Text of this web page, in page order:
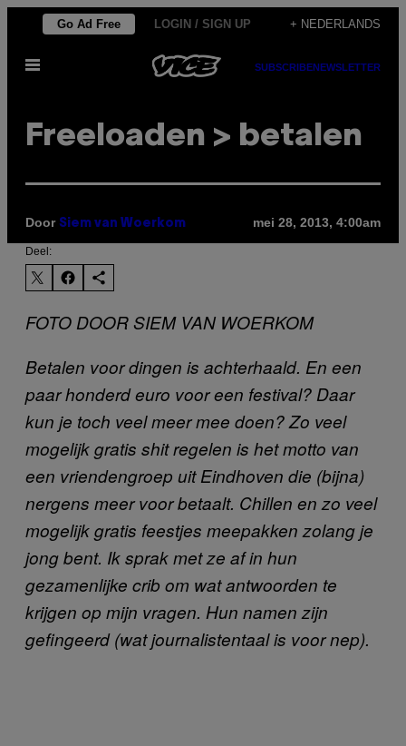
de
Go Ad Free LOGIN / SIGN UP + NEDERLANDS
Open
SUBSCRIBENEWSLETTER
Freeloaden > betalen
Door Siem van Woerkom mei 28, 2013, 4:00am
Deel:
FOTO DOOR SIEM VAN WOERKOM
Betalen voor dingen is achterhaald. En een
paar honderd euro voor een festival? Daar
kun je toch veel meer mee doen? Zo veel
mogelijk gratis shit regelen is het motto van
een vriendengroep uit Eindhoven die (bijna)
nergens meer voor betaalt. Chillen en zo veel
mogelijk gratis feestjes meepakken zolang je
jong bent. Ik sprak met ze af in hun
gezamenlijke crib om wat antwoorden te
krijgen op mijn vragen. Hun namen zijn
gefingeerd (wat journalistentaal is voor nep).